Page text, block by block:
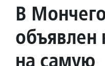
В
объявлен
на самую